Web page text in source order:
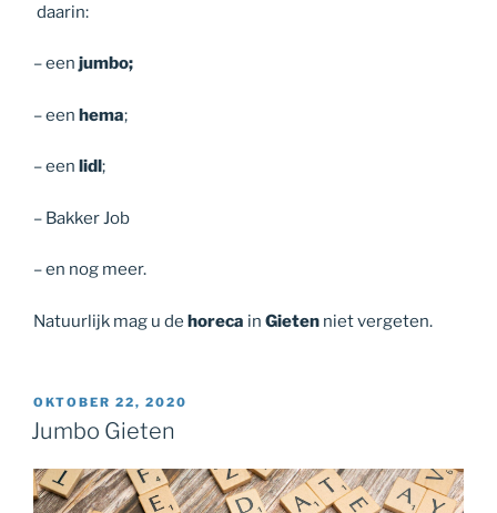
daarin:
– een jumbo;
– een hema;
– een lidl;
– Bakker Job
– en nog meer.
Natuurlijk mag u de horeca in Gieten niet vergeten.
GEPLAATST
OP
OKTOBER 22, 2020
Jumbo Gieten